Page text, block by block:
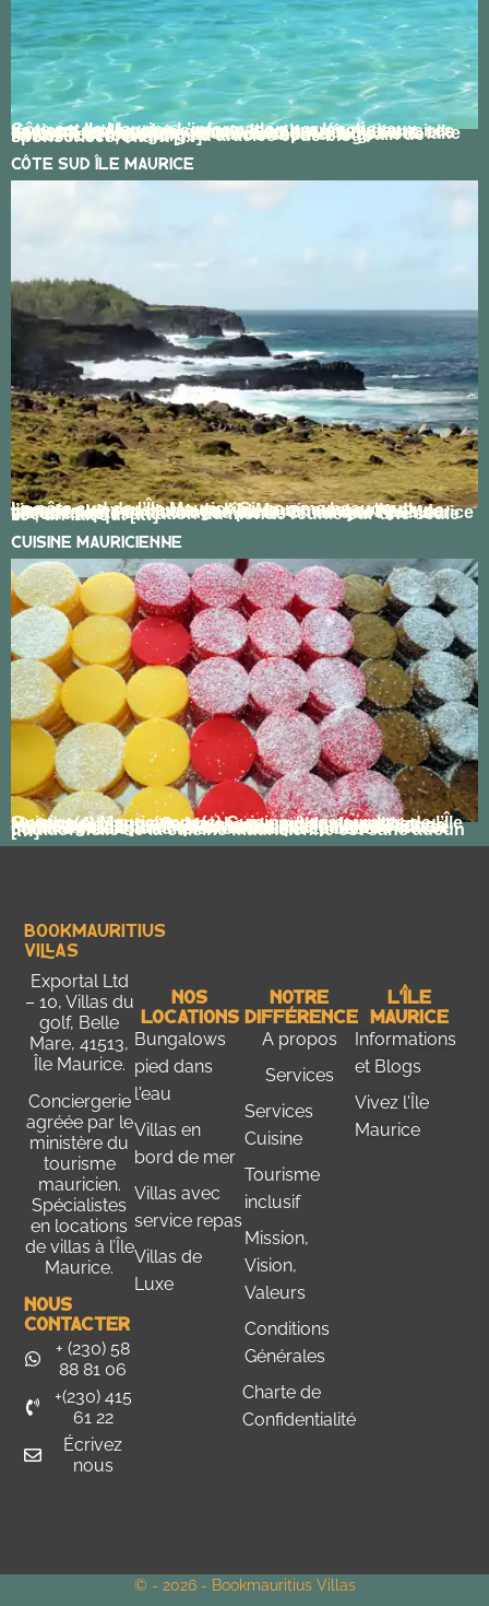
Côte est Ile Maurice L’information par les réseaux sociaux est l’un des aspects les plus révolutionnaires de notre temps mais comme bien des révolutions, elle gagne à être quelque peu recadrée. Au temps des fake news, il est important de savoir séparer le grain de l’ivraie. Le Net regorge d’articles et de blogs sponsorisés, citant […]
Côte Sud Île Maurice
La côte sud de l’Île Maurice Si, comme beaucoup, l’image que vous avez de l’île Maurice est celle d’une grande plage et d’un lagon bleu, ne manquez pas de visiter la côte sud avant de partir. On dit que l’île Maurice est une représentation du monde réunie sur une seule île ; un fait qui […]
Cuisine Mauricienne
Cuisine(s) Mauricienne(s) Cuisine & restaurants de l’Île Maurice A l’image de la richesse multiculturelle et multiethnique de l’île Maurice, la cuisine mauricienne révèle ses influences culturelles et le timide début de métissage, au point qu’un même plat peut être classé comme créole, mauricien ou indien. La base traditionnelle de la cuisine mauricienne est sans aucun […]
Bookmauritius
Villas
Exportal Ltd
– 10, Villas du
golf, Belle
Mare, 41513,
Île Maurice.
Conciergerie
agréée par le
ministère du
tourisme
mauricien.
Spécialistes
en locations
de villas à l’Île
Maurice.
Nous
Contacter
+ (230) 58
88 81 06
+(230) 415
61 22
Écrivez
nous
Nos
Locations
Bungalows
pied dans
l'eau
Villas en
bord de mer
Villas avec
service repas
Villas de
Luxe
Notre
Différence
A propos
Services
Services
Cuisine
Tourisme
inclusif
Mission,
Vision,
Valeurs
Conditions
Générales
Charte de
Confidentialité
L'Île
Maurice
Informations
et Blogs
Vivez l'Île
Maurice
© - 2026 - Bookmauritius Villas